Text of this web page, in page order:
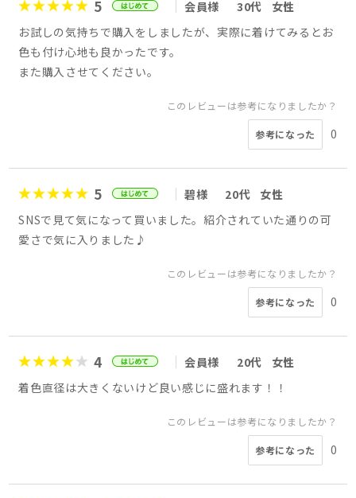
5 会員様 30代
女性
お試しの気持ちで購入をしましたが、実際に着けてみるとお
色も付け心地も良かったです。
また購入させてください。
このレビューは参考になりましたか？
参考になった 0
5 碧様 20代
女性
SNSで見て気になって買いました。紹介されていた通りの可
愛さで気に入りました♪
このレビューは参考になりましたか？
参考になった 0
4 会員様 20代
女性
着色直径は大きくないけど良い感じに盛れます！！
このレビューは参考になりましたか？
参考になった 0